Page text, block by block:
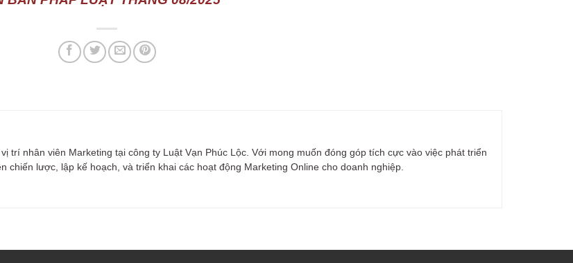
trí nhân viên Marketing tại công ty Luật Vạn Phúc Lộc. Với mong muốn đóng góp tích cực vào việc phát triển
chiến lược, lập kế hoạch, và triển khai các hoạt động Marketing Online cho doanh nghiệp.